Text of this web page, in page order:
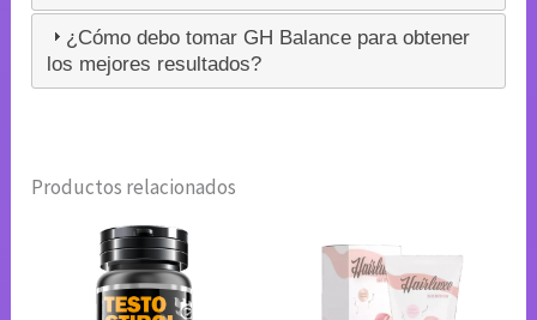
¿Cómo debo tomar GH Balance para obtener
los mejores resultados?
Productos relacionados